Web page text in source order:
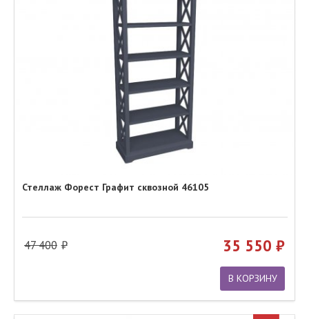
Стеллаж Форест Графит сквозной 46105
47 400 35 550
В КОРЗИНУ